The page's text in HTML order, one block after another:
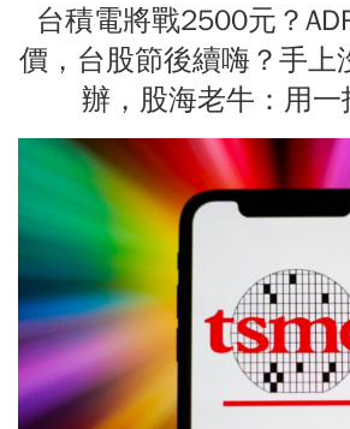
台積電將戰2500元？
價，台股節後續嗨？手上
辦，股海老牛：用一